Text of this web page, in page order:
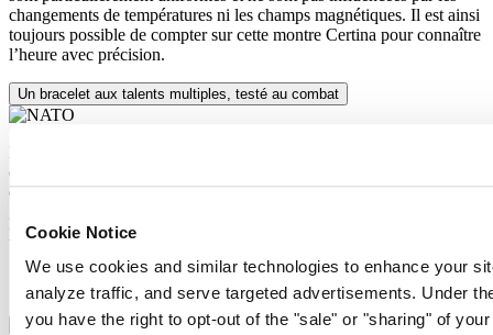
Cookie Notice
We use cookies and similar technologies to enhance your
analyze traffic, and serve targeted advertisements. Under
you have the right to opt-out of the "sale" or "sharing" of
changements de températures ni les champs magnétiques. Il est ainsi
toujours possible de compter sur cette montre Certina pour connaître
l’heure avec précision.
Un bracelet aux talents multiples, testé au combat
Les bracelets en tissu « NATO » des montres militaires sont devenus
des objets convoités par les civils à juste titre : ils résistent aux
déchirures et à l'humidité, possèdent une finition mate discrète et
parfaitement adaptées au chronométrage sportif de Certina.
Spiral en silicium
Un bracelet aux talents multiples, testé au combat